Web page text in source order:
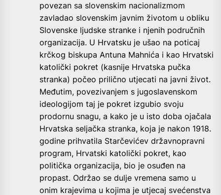
povezan sa slovenskim nacionalizmom
zavladao slovenskim javnim životom u obliku
Slovenske ljudske stranke i njenih područnih
organizacija. U Hrvatsku je ušao na poticaj
krčkog biskupa Antuna Mahnića i kao Hrvatski
katolički pokret (kasnije Hrvatska pučka
stranka) počeo prilično utjecati na javni život.
Međutim, povezivanjem s jugoslavenskom
ideologijom taj je pokret izgubio svoju
prodornu snagu, a kako je u isto doba ojačala
Hrvatska seljačka stranka, koja je nakon 1918.
godine prihvatila Starčevićev državnopravni
program, Hrvatski katolički pokret, kao
politička organizacija, bio je osuđen na
propast. Održao se dulje vremena samo u
onim krajevima u kojima je utjecaj svećenstva